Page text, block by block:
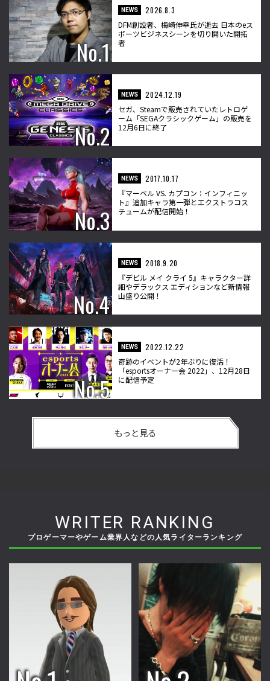
NEWS
2026.8.3
DFM創設者、梅崎伸幸氏が逝去 日本のeス
ポーツビジネスシーンを切り開いた開拓
者
NEWS
2024.12.19
セガ、Steamで販売されていたレトロゲ
ーム「SEGAクラシックゲーム」の販売を
12月6日に終了
NEWS
2017.10.17
『マーベル VS. カプコン：インフィニッ
ト』追加キャラ第一弾とエクストラコス
チュームが配信開始！
NEWS
2018.9.20
『デビル メイ クライ 5』キャラクター詳
細やデラックス エディションなど新情報
山盛り公開！
NEWS
2022.12.22
奇跡のイベントが2年ぶりに復活！
「esportsオーナー会 2022」、12月28日
に配信予定
もっと見る
WRITER RANKING
プロゲーマーやゲーム業界人などの人気ライターランキング